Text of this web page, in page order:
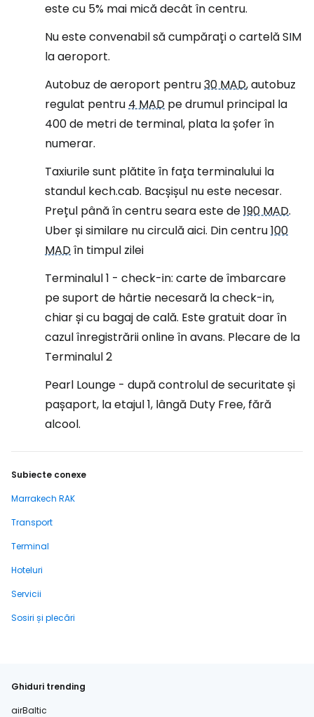
este cu 5% mai mică decât în centru.
Nu este convenabil să cumpărați o cartelă SIM
la aeroport.
Autobuz de aeroport pentru30 MAD, autobuz
regulat pentru4 MAD pe drumul principal la
400 de metri de terminal, plata la șofer în
numerar.
Taxiurile sunt plătite în fața terminalului la
standul kech.cab. Bacșișul nu este necesar.
Prețul până în centru seara este de190 MAD.
Uber și similare nu circulă aici. Din centru100
MADîn timpul zilei
Terminalul 1 - check-in: carte de îmbarcare
pe suport de hârtie necesară la check-in,
chiar și cu bagaj de cală. Este gratuit doar în
cazul înregistrării online în avans. Plecare de la
Terminalul 2
Pearl Lounge - după controlul de securitate și
pașaport, la etajul 1, lângă Duty Free, fără
alcool.
Subiecte conexe
Marrakech RAK
Transport
Terminal
Hoteluri
Servicii
Sosiri și plecări
Ghiduri trending
airBaltic